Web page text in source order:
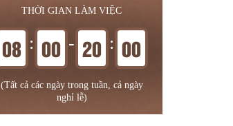
THỜI GIAN LÀM VIỆC
08 : 00 - 20 : 00
(Tất cả các ngày trong tuần, cả ngày
nghỉ lễ)